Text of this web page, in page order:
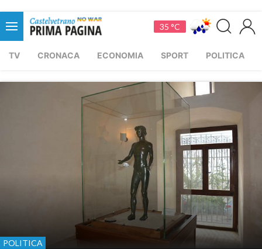
35 °C
TV CRONACA ECONOMIA SPORT POLITICA
POLITICA